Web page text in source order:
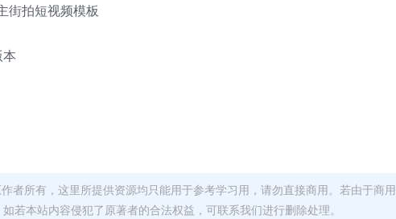
街拍短视频模板
者所有，这里所提供资源均只能用于参考学习用，请勿直接商用。若由于商用
若本站内容侵犯了原著者的合法权益，可联系我们进行删除处理。